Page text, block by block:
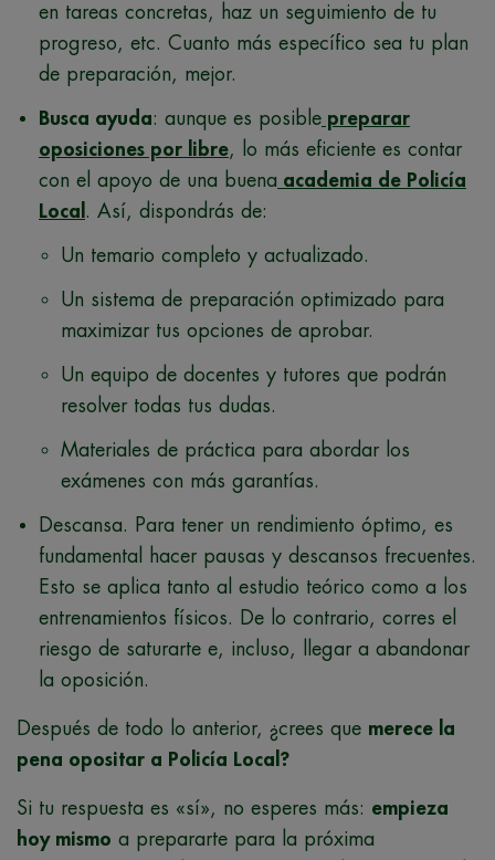
en tareas concretas, haz un seguimiento de tu
progreso, etc. Cuanto más específico sea tu plan
de preparación, mejor.
Busca ayuda: aunque es posible preparar
oposiciones por libre, lo más eficiente es contar
con el apoyo de una buena academia de Policía
Local . Así, dispondrás de:
Un temario completo y actualizado.
Un sistema de preparación optimizado para
maximizar tus opciones de aprobar.
Un equipo de docentes y tutores que podrán
resolver todas tus dudas.
Materiales de práctica para abordar los
exámenes con más garantías.
Descansa. Para tener un rendimiento óptimo, es
fundamental hacer pausas y descansos frecuentes.
Esto se aplica tanto al estudio teórico como a los
entrenamientos físicos. De lo contrario, corres el
riesgo de saturarte e, incluso, llegar a abandonar
la oposición.
Después de todo lo anterior, ¿crees que merece la
pena opositar a Policía Local?
Si tu respuesta es «sí», no esperes más: empieza
hoy mismo a prepararte para la próxima